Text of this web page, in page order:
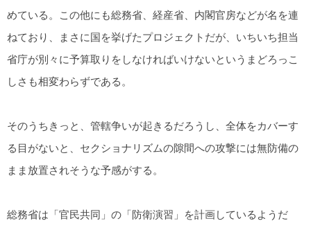
めている。この他にも総務省、経産省、内閣官房などが名を連
ねており、まさに国を挙げたプロジェクトだが、いちいち担当
省庁が別々に予算取りをしなければいけないというまどろっこ
しさも相変わらずである。
そのうちきっと、管轄争いが起きるだろうし、全体をカバーす
る目がないと、セクショナリズムの隙間への攻撃には無防備の
まま放置されそうな予感がする。
総務省は「官民共同」の「防衛演習」を計画しているようだ